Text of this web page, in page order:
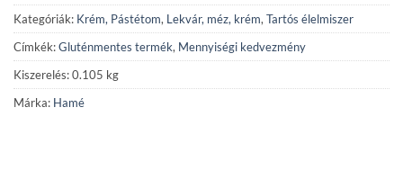
Kategóriák: Krém, Pástétom, Lekvár, méz, krém, Tartós élelmiszer
Címkék:Gluténmentes termék, Mennyiségi kedvezmény
Kiszerelés: 0.105 kg
Márka: Hamé